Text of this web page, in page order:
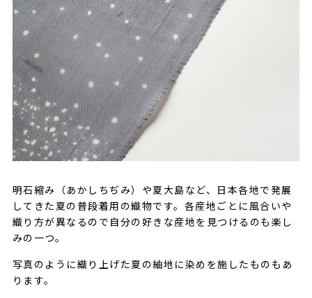
明石縮み（あかしちぢみ）や夏大島など、日本各地で発展
してきた夏の普段着用の織物です。各産地ごとに風合いや
織り方が異なるので自分の好きな産地を見つけるのも楽し
みの一つ。
写真のように織り上げた夏の紬地に染めを施したものもあ
ります。